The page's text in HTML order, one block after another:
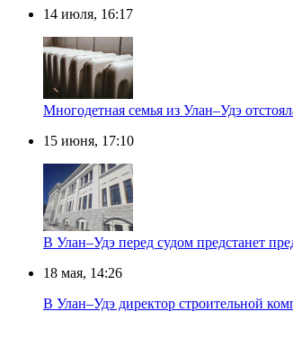
14 июля, 16:17
Многодетная семья из Улан–Удэ
15 июня, 17:10
В Улан–Удэ перед судом предстанет
18 мая, 14:26
В Улан–Удэ директор строительной